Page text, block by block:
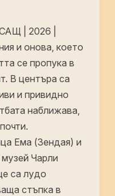
| 2026 |
и онова, което
се пропука в
В центъра са
и привидно
наближава,
Eмa (Зeндaя) и
Чapли
ca лyдo
cтъпĸa в